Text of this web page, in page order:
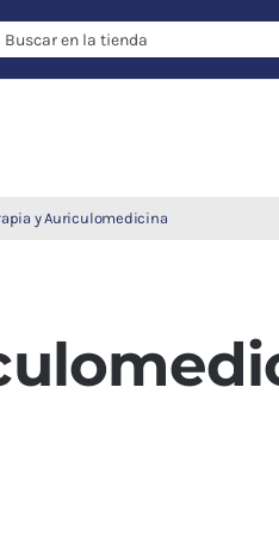
y Auriculomedicina